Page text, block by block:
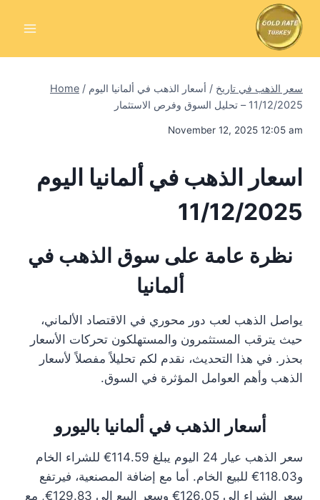
Home / سعر الذهب في تاريخ / أسعار الذهب في ألمانيا اليوم
11/12/2025 – تحليل السوق وفرص الاستثمار
November 12, 2025 12:05 am
اسعار الذهب في ألمانيا اليوم
11/12/2025
نظرة عامة على سوق الذهب في
ألمانيا
يواصل الذهب لعب دور محوري في الاقتصاد الألماني،
حيث يترقب المستثمرون والمستهلكون تحركات الأسعار
بحذر. في هذا التحديث، نقدم لكم تحليلاً مفصلاً لأسعار
الذهب وأهم العوامل المؤثرة في السوق.
أسعار الذهب في ألمانيا باليورو
سعر الذهب عيار 24 اليوم يبلغ 114.59€ للشراء الخام
و118.03€ للبيع الخام. أما مع إضافة المصنعية، فيرتفع
سعر الشراء إلى 126.05€ وسعر البيع إلى 129.83€, مع